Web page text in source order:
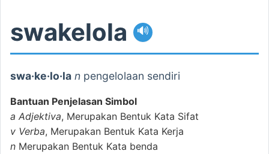
swakelola 🔊
swa·ke·lo·la n pengelolaan sendiri
Bantuan Penjelasan Simbol
a Adjektiva, Merupakan Bentuk Kata Sifat
v Verba, Merupakan Bentuk Kata Kerja
n Merupakan Bentuk Kata benda